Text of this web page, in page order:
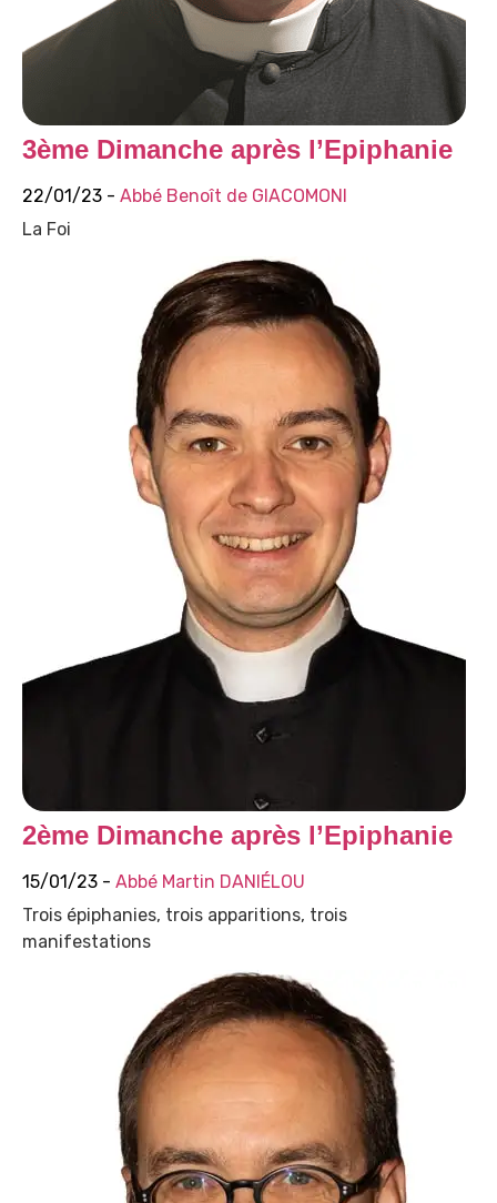
3ème Dimanche après l’Epiphanie
22/01/23 - Abbé Benoît de GIACOMONI
La Foi
2ème Dimanche après l’Epiphanie
15/01/23 - Abbé Martin DANIÉLOU
Trois épiphanies, trois apparitions, trois
manifestations